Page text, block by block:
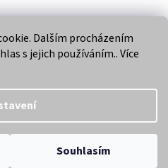
Dalším procházením
s jejich používáním.. Více
Souhlasím